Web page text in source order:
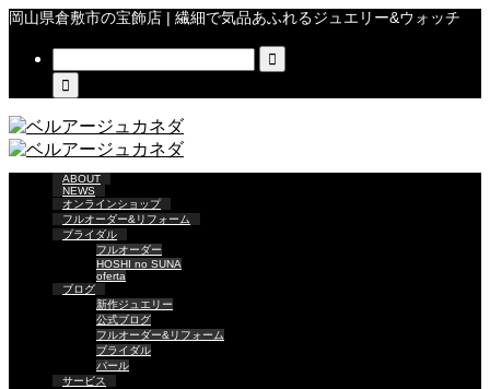
岡山県倉敷市の宝飾店 | 繊細で気品あふれるジュエリー&ウォッチ


ABOUT
NEWS
オンラインショップ
フルオーダー&リフォーム
ブライダル
フルオーダー
HOSHI no SUNA
oferta
ブログ
新作ジュエリー
公式ブログ
フルオーダー&リフォーム
ブライダル
パール
サービス